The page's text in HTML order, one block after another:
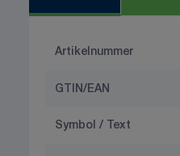
Artikelnummer
GTIN/EAN
Symbol / Text